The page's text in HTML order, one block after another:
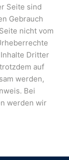
Seite sind
Gebrauch
nicht vom
Dritter
auf
werden,
Bei
werden wir